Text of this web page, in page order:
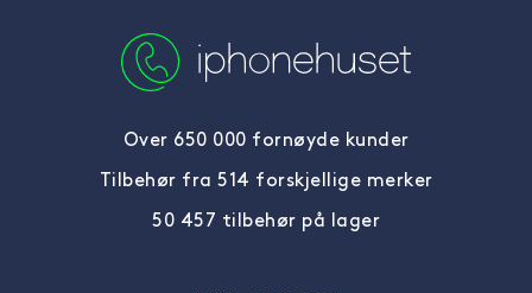
Over 650 000 fornøyde kunder
Tilbehør fra 514 forskjellige merker
50 457 tilbehør på lager